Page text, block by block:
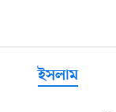
ইসলাম